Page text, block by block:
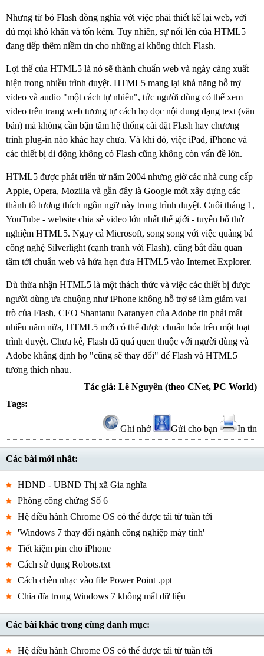
Nhưng từ bỏ Flash đồng nghĩa với việc phải thiết kế lại web, với
đủ mọi khó khăn và tốn kém. Tuy nhiên, sự nổi lên của HTML5
đang tiếp thêm niềm tin cho những ai không thích Flash.
Lợi thế của HTML5 là nó sẽ thành chuẩn web và ngày càng xuất
hiện trong nhiều trình duyệt. HTML5 mang lại khả năng hỗ trợ
video và audio "một cách tự nhiên", tức người dùng có thể xem
video trên trang web tương tự cách họ đọc nội dung dạng text (văn
bản) mà không cần bận tâm hệ thống cài đặt Flash hay chương
trình plug-in nào khác hay chưa. Và khi đó, việc iPad, iPhone và
các thiết bị di động không có Flash cũng không còn vấn đề lớn.
HTML5 được phát triển từ năm 2004 nhưng giờ các nhà cung cấp
Apple, Opera, Mozilla và gần đây là Google mới xây dựng các
thành tố tương thích ngôn ngữ này trong trình duyệt. Cuối tháng 1,
YouTube - website chia sẻ video lớn nhất thế giới - tuyên bố thử
nghiệm HTML5. Ngay cả Microsoft, song song với việc quảng bá
công nghệ Silverlight (cạnh tranh với Flash), cũng bắt đầu quan
tâm tới chuẩn web và hứa hẹn đưa HTML5 vào Internet Explorer.
Dù thừa nhận HTML5 là một thách thức và việc các thiết bị được
người dùng ưa chuộng như iPhone không hỗ trợ sẽ làm giảm vai
trò của Flash, CEO Shantanu Naranyen của Adobe tin phải mất
nhiều năm nữa, HTML5 mới có thể được chuẩn hóa trên một loạt
trình duyệt. Chưa kể, Flash đã quá quen thuộc với người dùng và
Adobe khẳng định họ "cũng sẽ thay đổi" để Flash và HTML5
tương thích nhau.
Tác giả: Lê Nguyên (theo CNet, PC World)
Tags:
Ghi nhớ Gửi cho bạn In tin
Các bài mới nhất:
HDND - UBND Thị xã Gia nghĩa
Phòng công chứng Số 6
Hệ điều hành Chrome OS có thể được tải từ tuần tới
'Windows 7 thay đổi ngành công nghiệp máy tính'
Tiết kiệm pin cho iPhone
Cách sử dụng Robots.txt
Cách chèn nhạc vào file Power Point .ppt
Chia đĩa trong Windows 7 không mất dữ liệu
Các bài khác trong cùng danh mục:
Hệ điều hành Chrome OS có thể được tải từ tuần tới